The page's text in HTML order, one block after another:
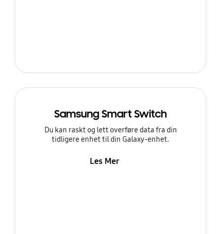
Samsung Smart Switch
Du kan raskt og lett overføre data fra din
tidligere enhet til din Galaxy-enhet.
Les Mer